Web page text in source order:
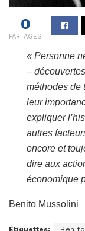
0
PARTAGES
« Personne
–
méthodes de
leur
expliquer
autres
encore et
dire aux
économique
Benito Mussolini
Étiquettes: